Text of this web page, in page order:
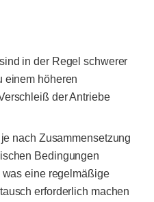
in der Regel schwerer
einem höheren
der Antriebe
nach Zusammensetzung
Bedingungen
eine regelmäßige
erforderlich machen